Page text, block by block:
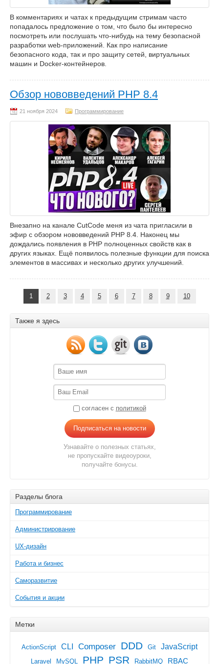
В комментариях и чатах к предыдущим стримам часто
попадалось предложение о том, что было бы интересно
посмотреть или послушать что-нибудь на тему безопасной
разработки web-приложений. Как про написание
безопасного кода, так и про защиту сетей, виртуальных
машин и Docker-контейнеров.
Обзор нововведений PHP 8.4
Программирование
Внезапно на канале CutCode меня из чата пригласили в
эфир с обзором нововведений PHP 8.4. Наконец мы
дождались появления в PHP полноценных свойств как в
других языках. Ещё появилось полезные функции для поиска
элементов в массивах и несколько других улучшений.
1 2 3 4 5 6 7 8 9 10
Также я здесь
согласен с политикой
Подписаться на новости
Узнавайте о полезных статьях,
не пропускайте видеоуроки,
получайте бонусы.
Разделы блога
Программирование
Администрирование
UX-дизайн
Работа и бизнес
Саморазвитие
События и акции
Метки
ActionScript CLI Composer DDD Git JavaScript
Laravel MySQL PHP PSR RabbitMQ RBAC